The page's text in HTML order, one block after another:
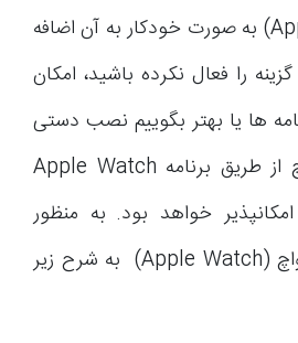
اپل واچ (Apple Watch) به صورت خودکار به آن اضافه
را فعال نکرده باشید، امکان
ها یا بهتر بگوییم نصب دستی
برنامه ها در اپل واچ از طریق برنامه Apple Watch
خواهد بود. به منظور
نصب برنامه در اپل واچ (Apple Watch) به شرح زیر